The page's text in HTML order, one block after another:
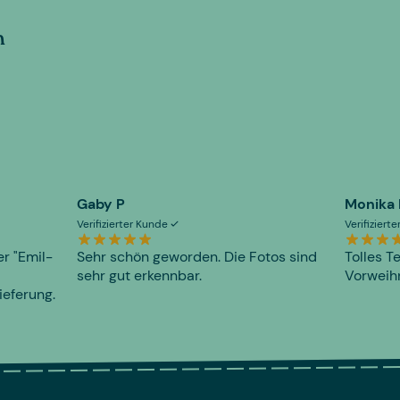
"Emil-
Gaby P
Verifizierter Kunde
Sehr schön geworden. Die Fotos sind
sehr gut erkennbar.
Monika
Tolles